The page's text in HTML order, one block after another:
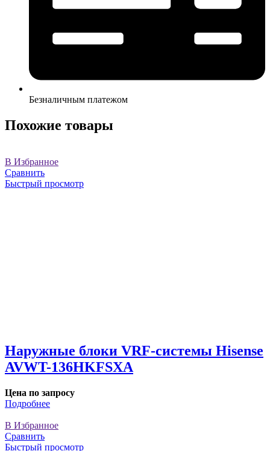
Безналичным платежом
Похожие товары
В Избранное
Сравнить
Быстрый просмотр
Наружные блоки VRF-системы Hisense
AVWT-136HKFSXA
Цена по запросу
Подробнее
В Избранное
Сравнить
Быстрый просмотр